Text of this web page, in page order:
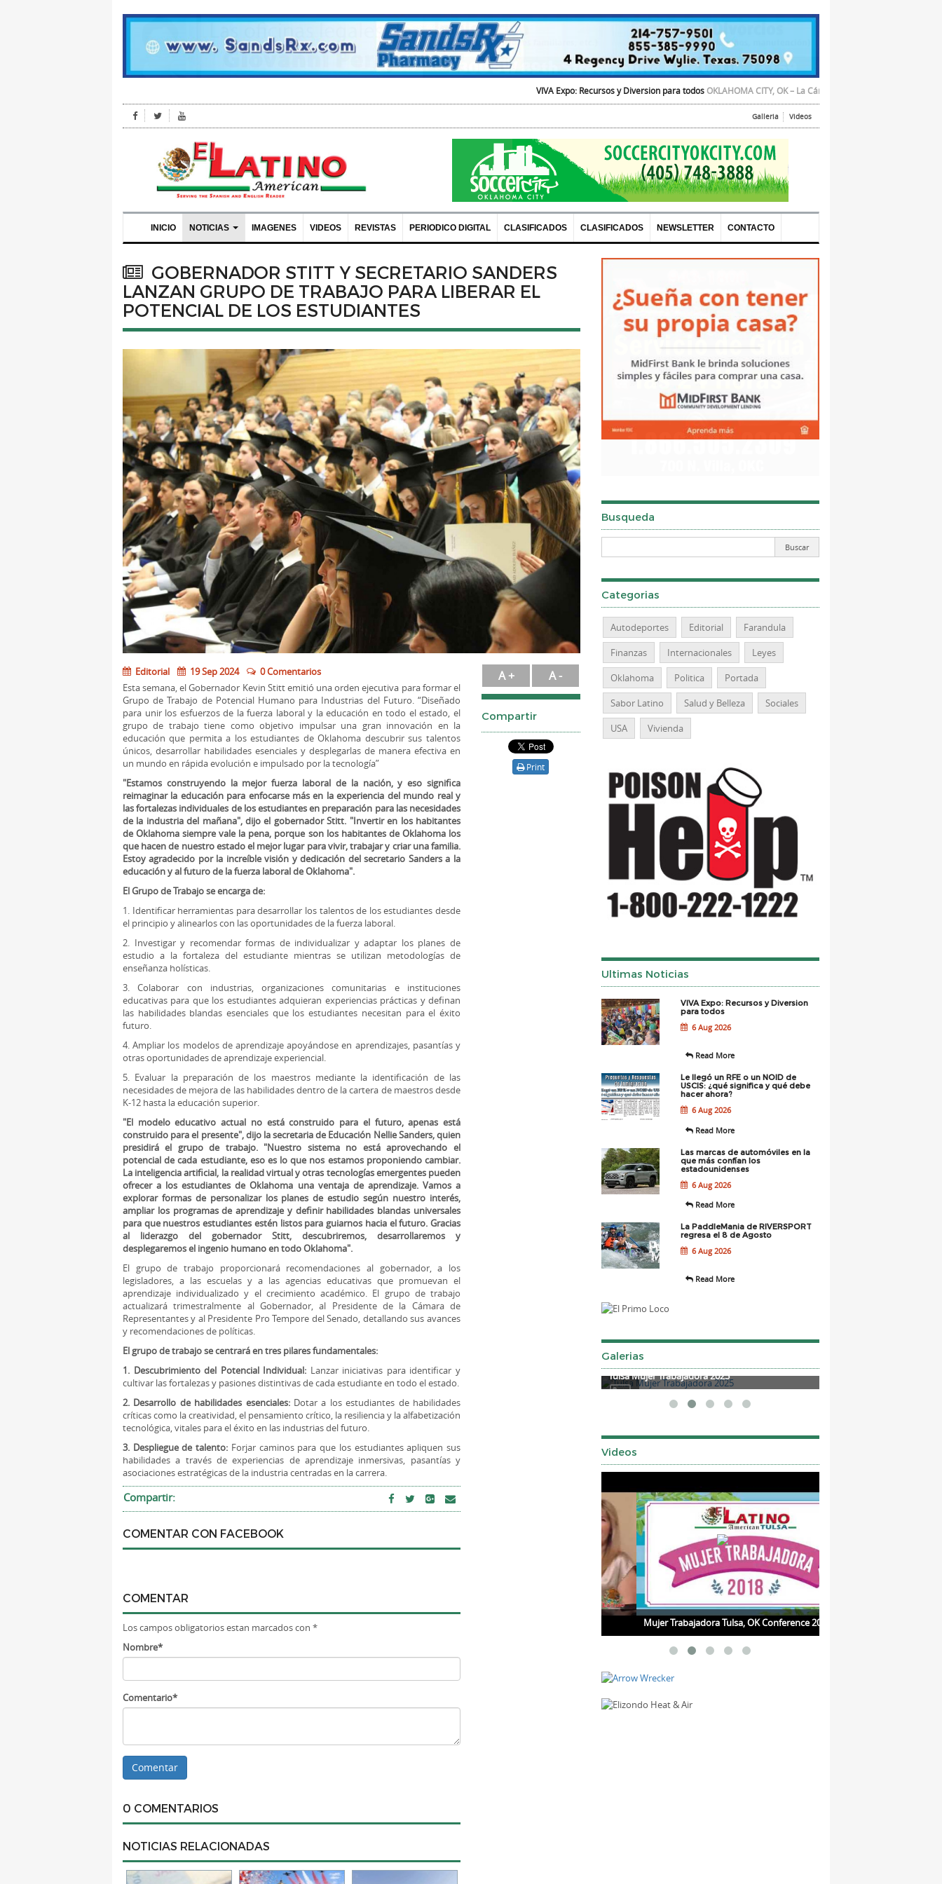
VIVA Expo: Recursos y Diversion para todosOKLAHOMA CITY, OK – La Cámara de Comercio Hispana de Oklahoma
Galleria Videos
INICIO NOTICIAS IMAGENES VIDEOS REVISTAS PERIODICO DIGITAL CLASIFICADOS CLASIFICADOS NEWSLETTER CONTACTO
GOBERNADOR STITT Y SECRETARIO SANDERS
LANZAN GRUPO DE TRABAJO PARA LIBERAR EL
POTENCIAL DE LOS ESTUDIANTES
Editorial 19 Sep 2024
0 Comentarios
Esta semana, el Gobernador Kevin Stitt emitió una orden ejecutiva para formar el
Grupo de Trabajo de Potencial Humano para Industrias del Futuro. “Diseñado
para unir los esfuerzos de la fuerza laboral y la educación en todo el estado, el
grupo de trabajo tiene como objetivo impulsar una gran innovación en la
educación que permita a los estudiantes de Oklahoma descubrir sus talentos
únicos, desarrollar habilidades esenciales y desplegarlas de manera efectiva en
un mundo en rápida evolución e impulsado por la tecnología”
"Estamos construyendo la mejor fuerza laboral de la nación, y eso significa
reimaginar la educación para enfocarse más en la experiencia del mundo real y
las fortalezas individuales de los estudiantes en preparación para las necesidades
de la industria del mañana", dijo el gobernador Stitt. "Invertir en los habitantes
de Oklahoma siempre vale la pena, porque son los habitantes de Oklahoma los
que hacen de nuestro estado el mejor lugar para vivir, trabajar y criar una familia.
Estoy agradecido por la increíble visión y dedicación del secretario Sanders a la
educación y al futuro de la fuerza laboral de Oklahoma".
El Grupo de Trabajo se encarga de:
1. Identificar herramientas para desarrollar los talentos de los estudiantes desde
el principio y alinearlos con las oportunidades de la fuerza laboral.
2. Investigar y recomendar formas de individualizar y adaptar los planes de
estudio a la fortaleza del estudiante mientras se utilizan metodologías de
enseñanza holísticas.
3. Colaborar con industrias, organizaciones comunitarias e instituciones
educativas para que los estudiantes adquieran experiencias prácticas y definan
las habilidades blandas esenciales que los estudiantes necesitan para el éxito
futuro.
4. Ampliar los modelos de aprendizaje apoyándose en aprendizajes, pasantías y
otras oportunidades de aprendizaje experiencial.
5. Evaluar la preparación de los maestros mediante la identificación de las
necesidades de mejora de las habilidades dentro de la cartera de maestros desde
K-12 hasta la educación superior.
"El modelo educativo actual no está construido para el futuro, apenas está
construido para el presente", dijo la secretaria de Educación Nellie Sanders, quien
presidirá el grupo de trabajo. "Nuestro sistema no está aprovechando el
potencial de cada estudiante, eso es lo que nos estamos proponiendo cambiar.
La inteligencia artificial, la realidad virtual y otras tecnologías emergentes pueden
ofrecer a los estudiantes de Oklahoma una ventaja de aprendizaje. Vamos a
explorar formas de personalizar los planes de estudio según nuestro interés,
ampliar los programas de aprendizaje y definir habilidades blandas universales
para que nuestros estudiantes estén listos para guiarnos hacia el futuro. Gracias
al liderazgo del gobernador Stitt, descubriremos, desarrollaremos y
desplegaremos el ingenio humano en todo Oklahoma".
El grupo de trabajo proporcionará recomendaciones al gobernador, a los
legisladores, a las escuelas y a las agencias educativas que promuevan el
aprendizaje individualizado y el crecimiento académico. El grupo de trabajo
actualizará trimestralmente al Gobernador, al Presidente de la Cámara de
Representantes y al Presidente Pro Tempore del Senado, detallando sus avances
y recomendaciones de políticas.
El grupo de trabajo se centrará en tres pilares fundamentales:
1. Descubrimiento del Potencial Individual: Lanzar iniciativas para identificar y
cultivar las fortalezas y pasiones distintivas de cada estudiante en todo el estado.
2. Desarrollo de habilidades esenciales:Dotar a los estudiantes de habilidades
críticas como la creatividad, el pensamiento crítico, la resiliencia y la alfabetización
tecnológica, vitales para el éxito en las industrias del futuro.
3. Despliegue de talento: Forjar caminos para que los estudiantes apliquen sus
habilidades a través de experiencias de aprendizaje inmersivas, pasantías y
asociaciones estratégicas de la industria centradas en la carrera.
Compartir:
COMENTAR CON FACEBOOK
COMENTAR
Los campos obligatorios estan marcados con *
Nombre*
Comentario*
0 COMENTARIOS
NOTICIAS RELACIONADAS
A + A -
Compartir
Print
Busqueda
Categorias
Autodeportes Editorial
Farandula
Finanzas
Internacionales
Leyes
Oklahoma
Politica
Portada
Sabor Latino
Salud y Belleza
Sociales
USA
Vivienda
Ultimas Noticias
VIVA Expo: Recursos y Diversion
para todos
6 Aug 2026
Read More
Le llegó un RFE o un NOID de
USCIS: ¿qué significa y qué debe
hacer ahora?
6 Aug 2026
Read More
Las marcas de automóviles en la
que más confían los
estadounidenses
6 Aug 2026
Read More
La PaddleMania de RIVERSPORT
regresa el 8 de Agosto
6 Aug 2026
Read More
Galerias
Señor de los Milagros 2025
Tulsa Mujer Trabajadora 2025
Videos
Mujer Trabajadora Tulsa, OK Conference 2018